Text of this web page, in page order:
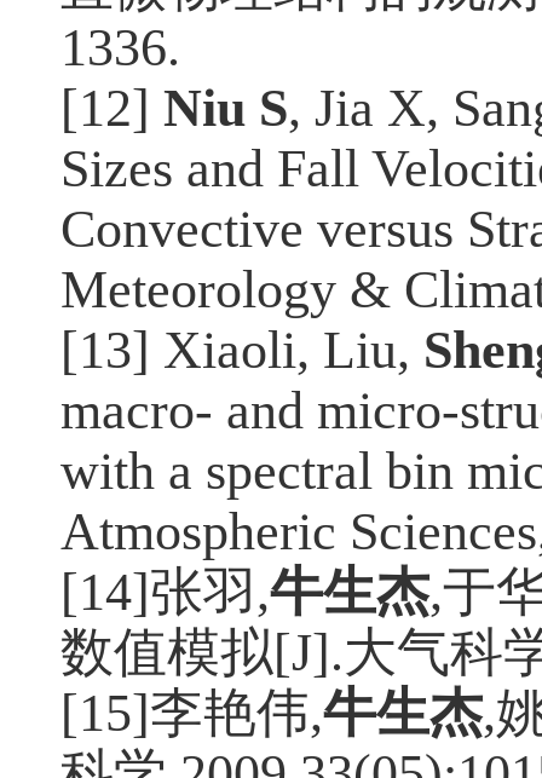
1336.
[12] Niu S, Jia X,
Sizes and Fall
Convective versus
Meteorology &
[13] Xiaoli, Liu,
macro- and micro-
with a spectral bin
Atmospheric
[14]张羽,牛生杰,于
数值模拟[J].大气科
[15]李艳伟,牛生杰,